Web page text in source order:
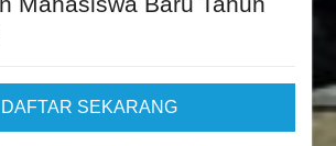
DAFTAR SEKARANG